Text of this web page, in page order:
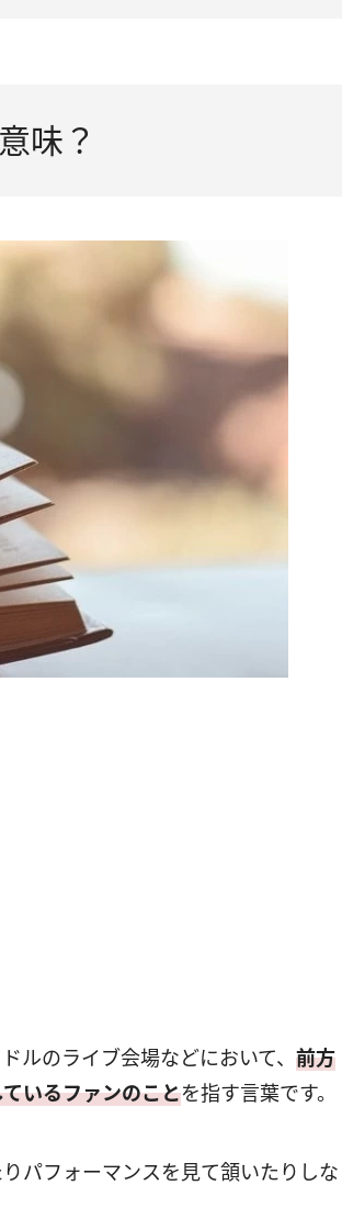
味？
ルのライブ会場などにおいて、 前方
いるファンのことを指す言葉です。
パフォーマンスを見て頷いたりしな